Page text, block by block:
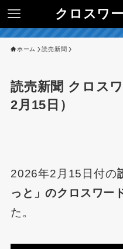
クロスワ
ホーム 読売新聞
読売新聞 クロス
2月15日）
2026年2月15日付の
っと」のクロスワー
た。